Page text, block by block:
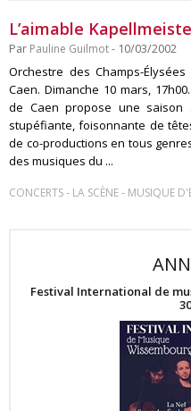
L’aimable
Par Pauline Guilmot- 10/03/2002
Orchestre des Champs-
Caen. Dimanche 10 mars,
de Caen propose une saison
stupéfiante, foisonnante de
de co-productions en tous
des musiques du ...
CONCERTS- LA SCÈNE- MUSIQUE
Festival International de